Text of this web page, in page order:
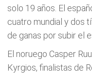
solo 19 años. El
cuatro mundial y dos
de ganas por subir el
El noruego Casper
Kyrgios, finalistas de